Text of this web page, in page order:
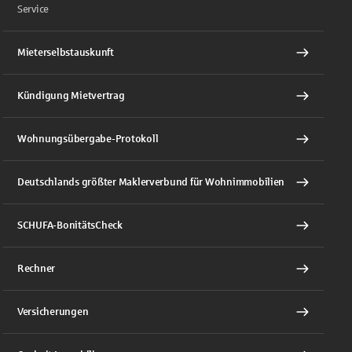
Service
Mieterselbstauskunft
Kündigung Mietvertrag
Wohnungsübergabe-Protokoll
Deutschlands größter Maklerverbund für Wohnimmobilien
SCHUFA-BonitätsCheck
Rechner
Versicherungen